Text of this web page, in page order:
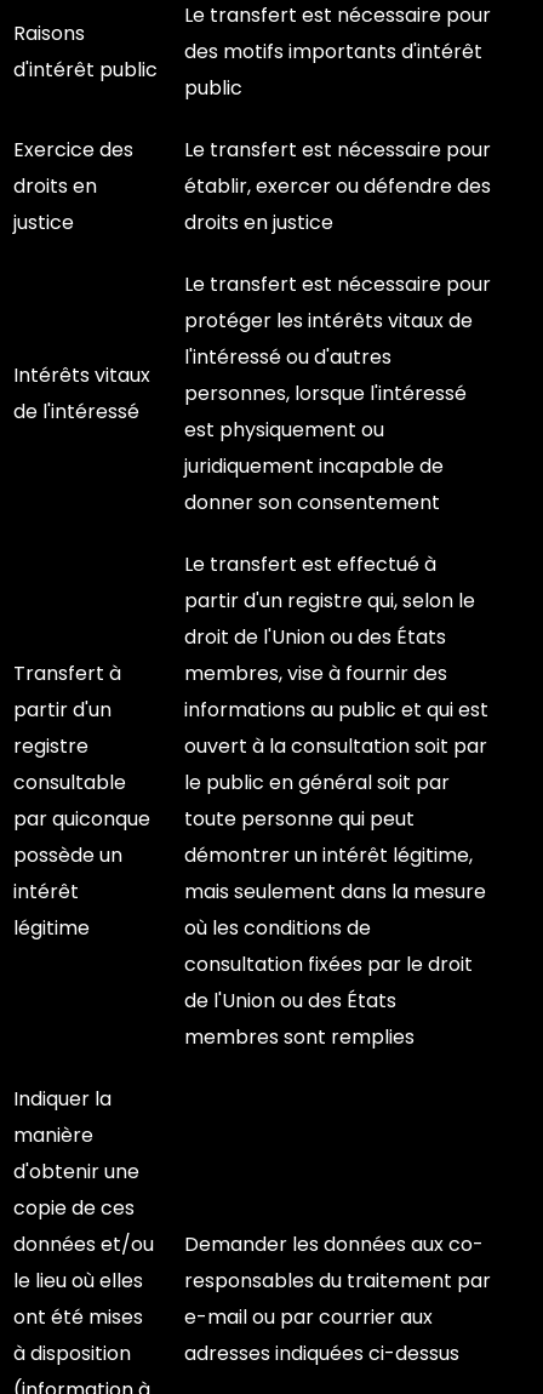
Raisons
d'intérêt public
Le transfert est nécessaire pour
des motifs importants d'intérêt
public
Exercice des
droits en
justice
Le transfert est nécessaire pour
établir, exercer ou défendre des
droits en justice
Intérêts vitaux
de l'intéressé
Le transfert est nécessaire pour
protéger les intérêts vitaux de
l'intéressé ou d'autres
personnes, lorsque l'intéressé
est physiquement ou
juridiquement incapable de
donner son consentement
Transfert à
partir d'un
registre
consultable
par quiconque
possède un
intérêt
légitime
Le transfert est effectué à
partir d'un registre qui, selon le
droit de l'Union ou des États
membres, vise à fournir des
informations au public et qui est
ouvert à la consultation soit par
le public en général soit par
toute personne qui peut
démontrer un intérêt légitime,
mais seulement dans la mesure
où les conditions de
consultation fixées par le droit
de l'Union ou des États
membres sont remplies
Indiquer la
manière
d'obtenir une
copie de ces
données et/ou
le lieu où elles
ont été mises
à disposition
Demander les données aux co-
responsables du traitement par
e-mail ou par courrier aux
adresses indiquées ci-dessus